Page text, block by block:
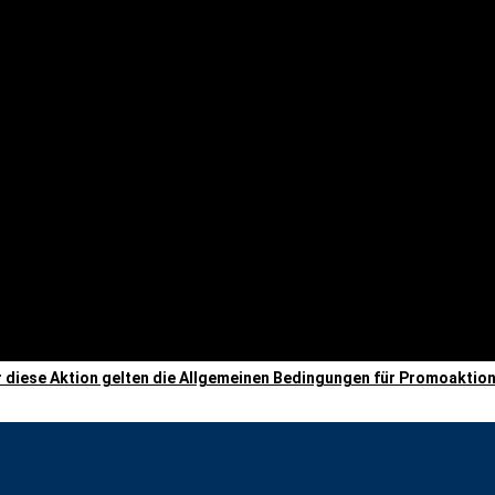
diese Aktion gelten die Allgemeinen Bedingungen für